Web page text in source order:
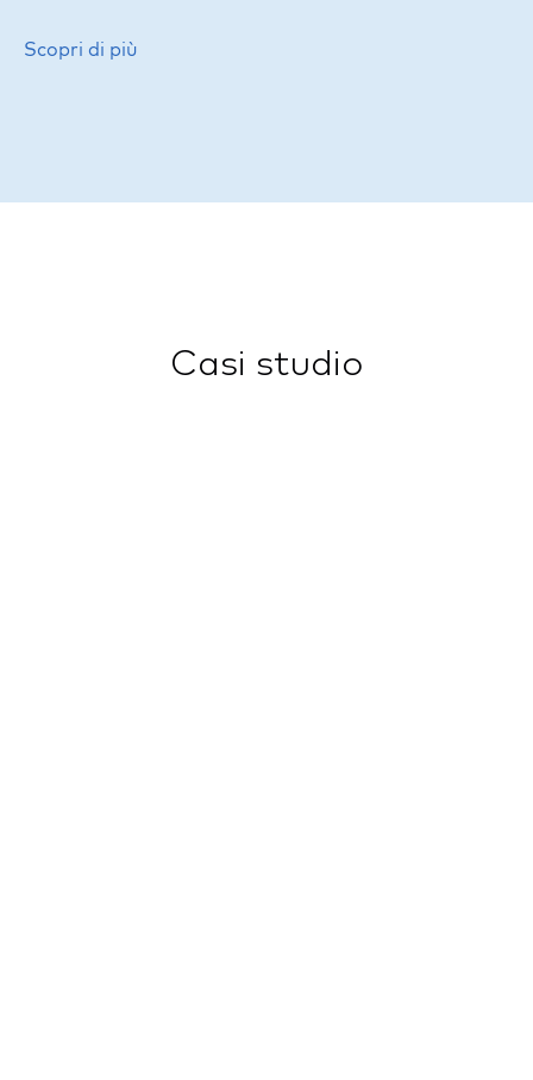
Scopri di più
Casi studio